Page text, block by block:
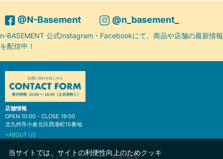
@N-Basement @n_basement_
n-BASEMENT 公式Instagram・Facebookにて、商品や店舗の最新情報
を配信中！
店舗情報
OPEN 10:00 - CLOSE 19:00
北九州市小倉北区西港町15番地
>ABOUT US
プライバシーポリシー 会社概要
当サイトでは、サイトの利便性向上のためクッキ